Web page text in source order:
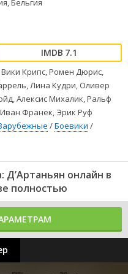
Бельгия
7.1
Крипс, Ромен Дюрис,
Лина Кудри, Оливер
Алексис Михалик, Ральф
Франек, Эрик Руф
/Боевики /
онлайн в
полностью